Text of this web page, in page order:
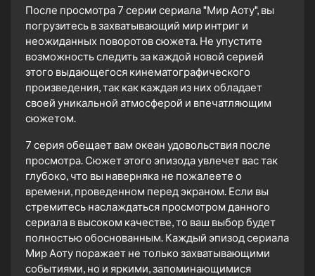
После просмотра 7 серии сериала "Мир Аоту", вы
погрузитесь в захватывающий мир интриг и
неожиданных поворотов сюжета. Не упустите
возможность следить за каждой новой серией
этого выдающегося кинематографического
произведения, так как каждая из них обладает
своей уникальной атмосферой и впечатляющим
сюжетом.
7 серия обещает вам океан удовольствия после
просмотра. Сюжет этого эпизода увлечет вас так
глубоко, что вы наверняка не пожалеете о
времени, проведенном перед экраном. Если вы
стремитесь наслаждаться просмотром данного
сериала в высоком качестве, то ваш выбор будет
полностью обоснованным. Каждый эпизод сериала
Мир Аоту поражает не только захватывающими
событиями, но и яркими, запоминающимися